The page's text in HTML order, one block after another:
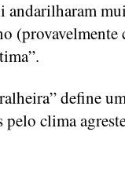
(provavelmente
define
clima